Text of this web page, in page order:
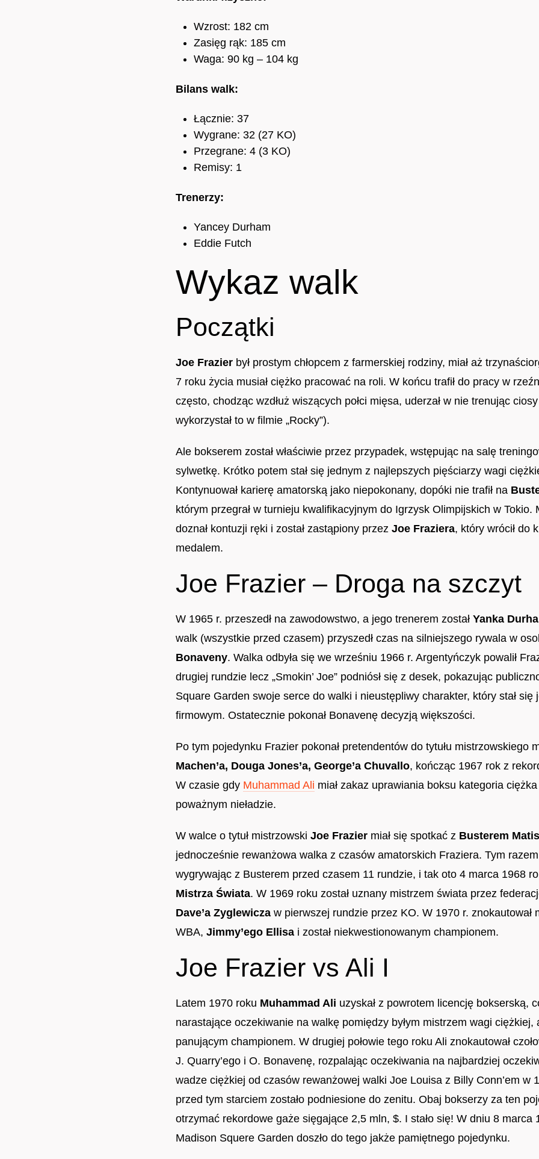
Wzrost: 182 cm
Zasięg rąk: 185 cm
Waga: 90 kg – 104 kg
Bilans walk:
Łącznie: 37
Wygrane: 32 (27 KO)
Przegrane: 4 (3 KO)
Remisy: 1
Trenerzy:
Yancey Durham
Eddie Futch
Wykaz walk
Początki
Joe Frazier był prostym chłopcem z farmerskiej rodziny, miał aż
7 roku życia musiał ciężko pracować na roli. W końcu trafił do pracy w
często, chodząc wzdłuż wiszących połci mięsa, uderzał w nie trenując
wykorzystał to w filmie „Rocky”).
Ale bokserem został właściwie przez przypadek, wstępując na salę
sylwetkę. Krótko potem stał się jednym z najlepszych pięściarzy wagi
Kontynuował karierę amatorską jako niepokonany, dopóki nie trafił na
którym przegrał w turnieju kwalifikacyjnym do Igrzysk Olimpijskich w Tokio.
doznał kontuzji ręki i został zastąpiony przez Joe Fraziera, który wrócił do
medalem.
Joe Frazier – Droga na szczyt
W 1965 r. przeszedł na zawodowstwo, a jego trenerem został Yanka
walk (wszystkie przed czasem) przyszedł czas na silniejszego rywala w
Bonaveny. Walka odbyła się we wrześniu 1966 r. Argentyńczyk powalił
drugiej rundzie lecz „Smokin’ Joe” podniósł się z desek, pokazując
Square Garden swoje serce do walki i nieustępliwy charakter, który stał się
firmowym. Ostatecznie pokonał Bonavenę decyzją większości.
Po tym pojedynku Frazier pokonał pretendentów do tytułu mistrzowskiego
Machen’a, Douga Jones’a, George’a Chuvallo, kończąc 1967 rok z
W czasie gdy Muhammad Ali miał zakaz uprawiania boksu kategoria
poważnym nieładzie.
W walce o tytuł mistrzowski Joe Frazier miał się spotkać z Busterem
jednocześnie rewanżowa walka z czasów amatorskich Fraziera. Tym
wygrywając z Busterem przed czasem 11 rundzie, i tak oto 4 marca 1968
Mistrza Świata. W 1969 roku został uznany mistrzem świata przez
Dave’a Zyglewicza w pierwszej rundzie przez KO. W 1970 r. znokautował
WBA, Jimmy’ego Ellisa i został niekwestionowanym championem.
Joe Frazier vs Ali I
Latem 1970 roku Muhammad Ali uzyskał z powrotem licencję bokserską,
narastające oczekiwanie na walkę pomiędzy byłym mistrzem wagi ciężkiej,
panującym championem. W drugiej połowie tego roku Ali znokautował
J. Quarry’ego i O. Bonavenę, rozpalając oczekiwania na najbardziej
wadze ciężkiej od czasów rewanżowej walki Joe Louisa z Billy Conn’em w
przed tym starciem zostało podniesione do zenitu. Obaj bokserzy za ten
otrzymać rekordowe gaże sięgające 2,5 mln, $. I stało się! W dniu 8 marca
Madison Squere Garden doszło do tego jakże pamiętnego pojedynku.